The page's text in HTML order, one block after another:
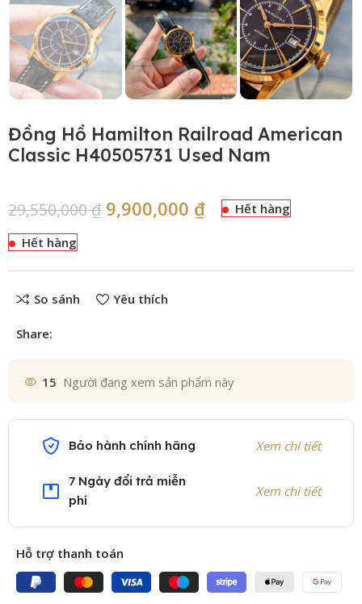
Đồng Hồ Hamilton Railroad American
Classic H40505731 Used Nam
29,550,000₫ 9,900,000 ₫ Hết hàng
Hết hàng
So sánh Yêu thích
Share:
15 Người đang xem sản phẩm này
Bảo hành chính hãng Xem chi tiết
7 Ngày đổi trả miễn
phí
Xem chi tiết
Hỗ trợ thanh toán